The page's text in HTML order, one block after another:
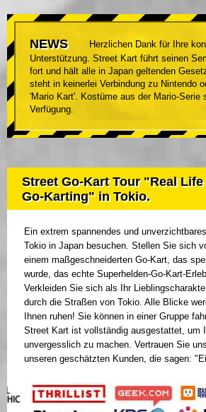
NEWS
Herzlichen Dank für Ihre
Unterstützung. Street Kart führt seinen
fort und hält alle in Japan geltenden
steht in keinerlei Verbindung zu Nintendo
'Mario Kart'. Kostüme aus der Mario-Serie
Verfügung.
Street Go-Kart Tour "Real
Go-Karting" in Tokio.
Ein extrem spannendes und
Tokio in Japan besuchen. Stellen Sie sich
einem maßgeschneiderten Go-Kart, das
wurde, das echte Superhelden-Go-Kart-
Verkleiden Sie sich als Ihr
durch die Straßen von Tokio. Alle Blicke
Ihnen ruhen! Sie können in einer Gruppe
Street Kart ist vollständig ausgestattet, um
unvergesslich zu machen. Vertrauen Sie
unseren geschätzten Kunden, die sagen: